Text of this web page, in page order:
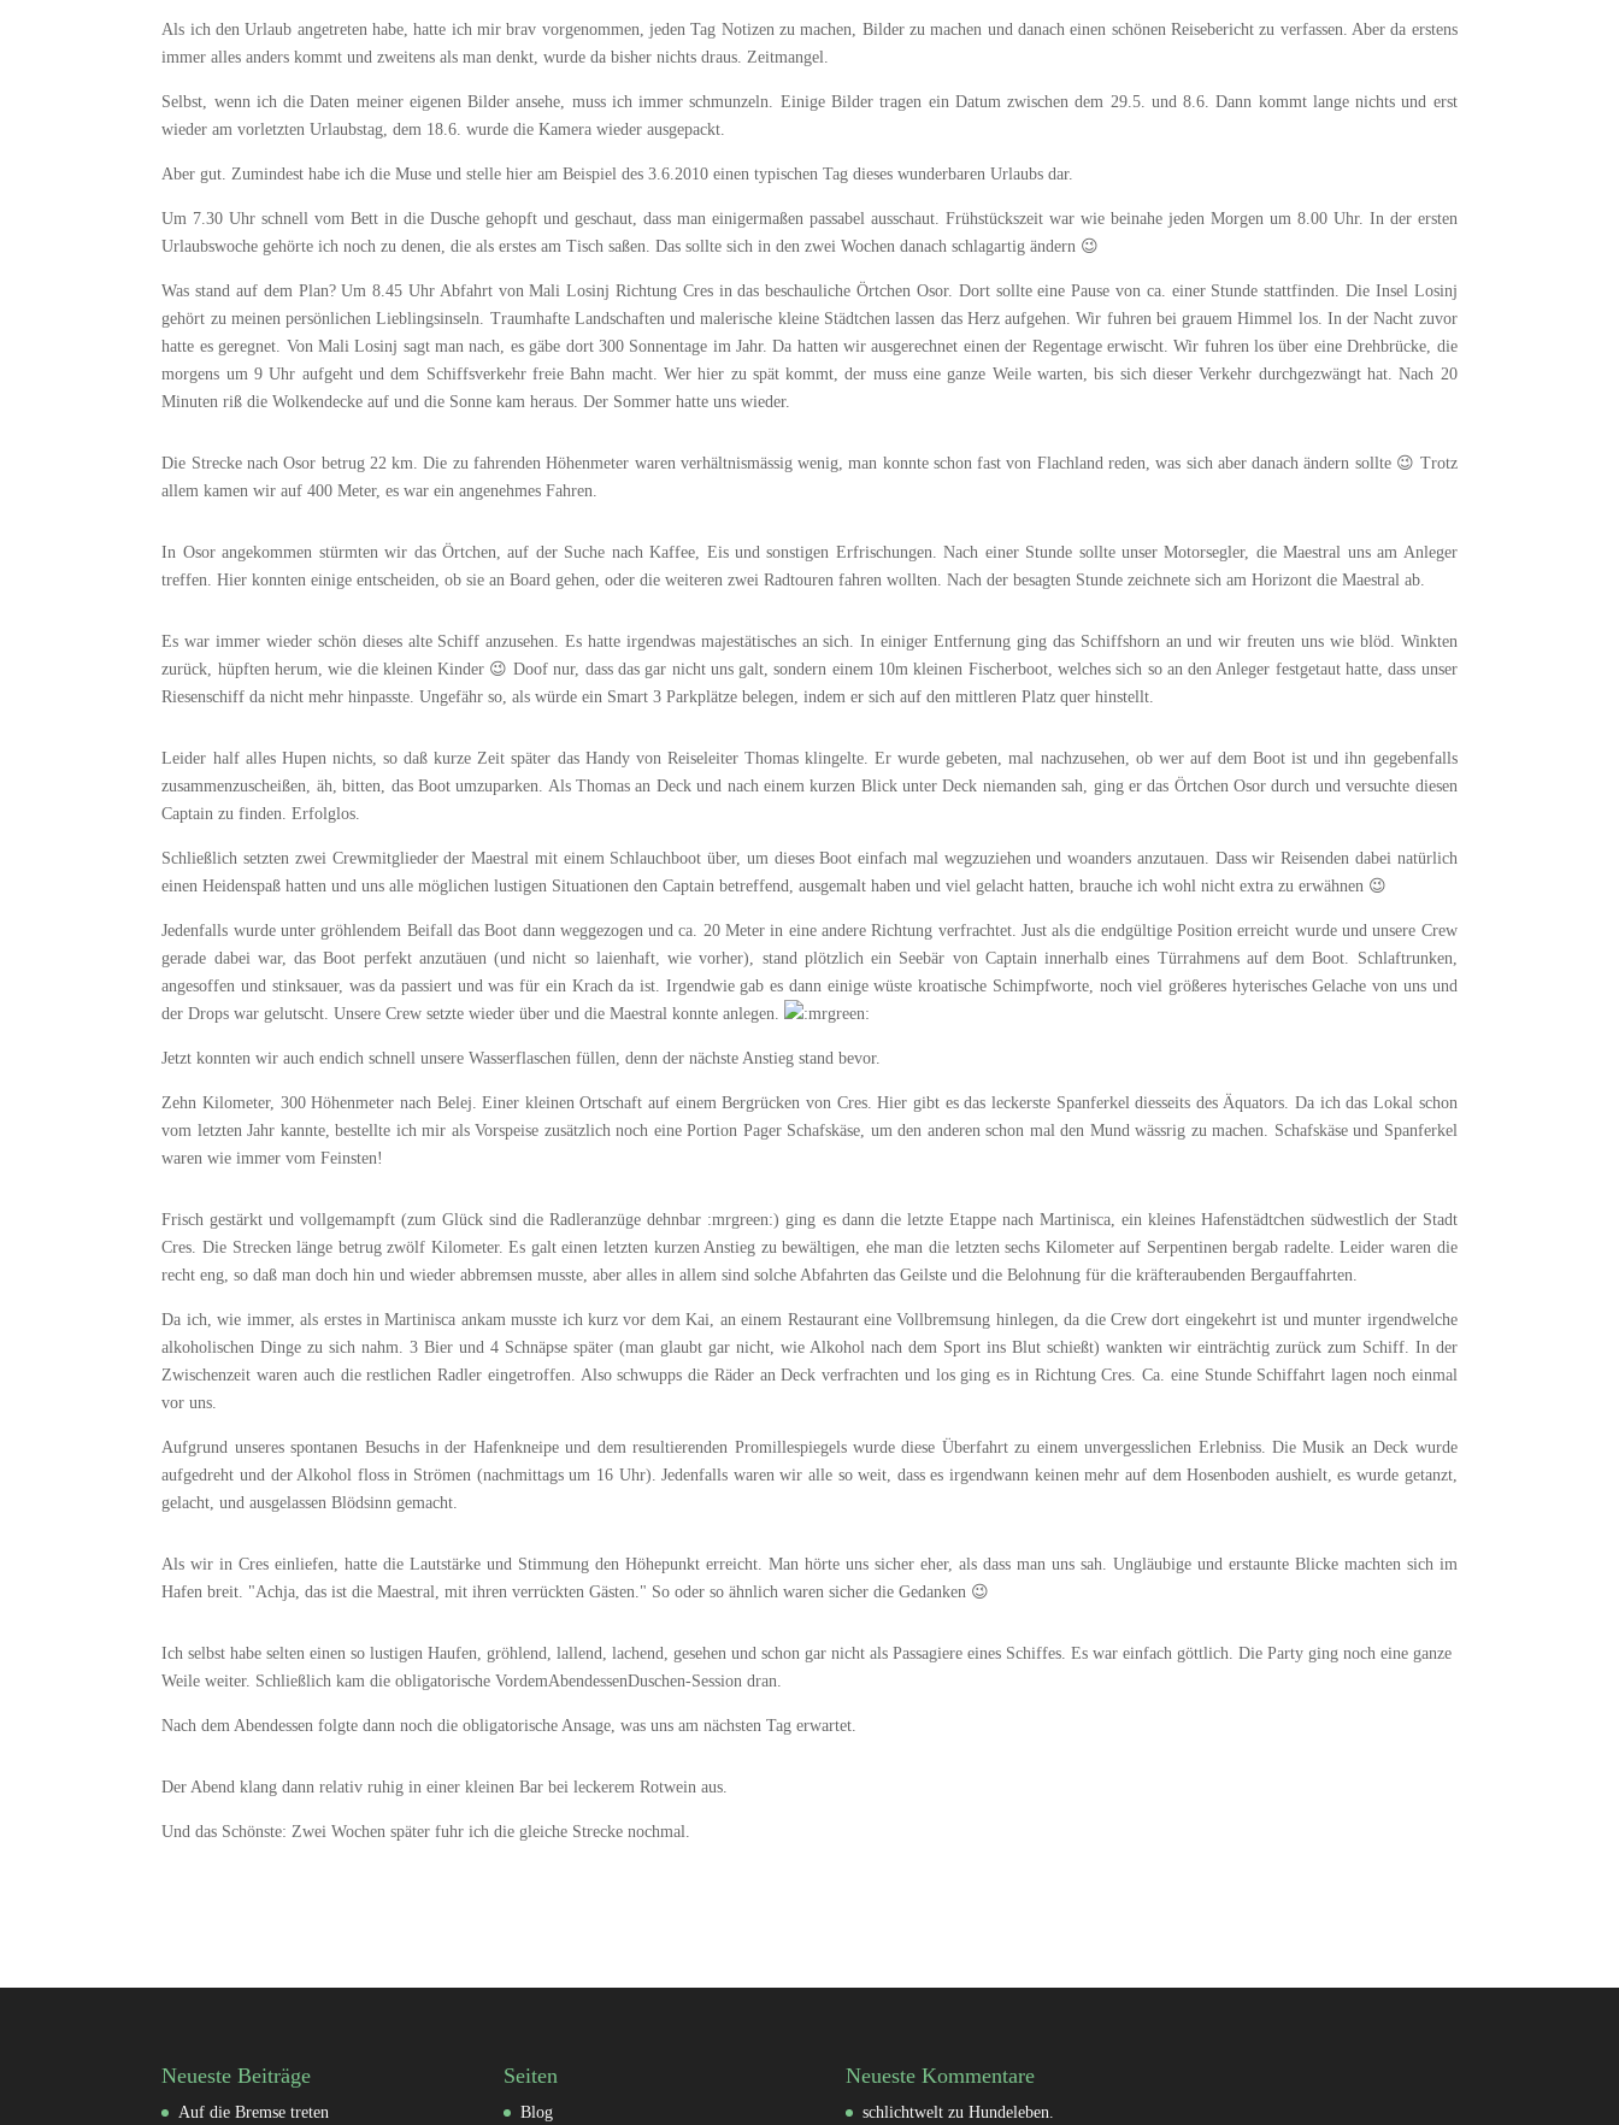
Als ich den Urlaub angetreten habe, hatte ich mir brav vorgenommen, jeden Tag Notizen zu machen, Bilder zu machen und danach einen schönen Reisebericht zu verfassen. Aber da erstens
immer alles anders kommt und zweitens als man denkt, wurde da bisher nichts draus. Zeitmangel.
Selbst, wenn ich die Daten meiner eigenen Bilder ansehe, muss ich immer schmunzeln. Einige Bilder tragen ein Datum zwischen dem 29.5. und 8.6. Dann kommt lange nichts und erst
wieder am vorletzten Urlaubstag, dem 18.6. wurde die Kamera wieder ausgepackt.
Aber gut. Zumindest habe ich die Muse und stelle hier am Beispiel des 3.6.2010 einen typischen Tag dieses wunderbaren Urlaubs dar.
Um 7.30 Uhr schnell vom Bett in die Dusche gehopft und geschaut, dass man einigermaßen passabel ausschaut. Frühstückszeit war wie beinahe jeden Morgen um 8.00 Uhr. In der ersten
Urlaubswoche gehörte ich noch zu denen, die als erstes am Tisch saßen. Das sollte sich in den zwei Wochen danach schlagartig ändern 😉
Was stand auf dem Plan? Um 8.45 Uhr Abfahrt von Mali Losinj Richtung Cres in das beschauliche Örtchen Osor. Dort sollte eine Pause von ca. einer Stunde stattfinden. Die Insel Losinj
gehört zu meinen persönlichen Lieblingsinseln. Traumhafte Landschaften und malerische kleine Städtchen lassen das Herz aufgehen. Wir fuhren bei grauem Himmel los. In der Nacht zuvor
hatte es geregnet. Von Mali Losinj sagt man nach, es gäbe dort 300 Sonnentage im Jahr. Da hatten wir ausgerechnet einen der Regentage erwischt. Wir fuhren los über eine Drehbrücke, die
morgens um 9 Uhr aufgeht und dem Schiffsverkehr freie Bahn macht. Wer hier zu spät kommt, der muss eine ganze Weile warten, bis sich dieser Verkehr durchgezwängt hat. Nach 20
Minuten riß die Wolkendecke auf und die Sonne kam heraus. Der Sommer hatte uns wieder.
Die Strecke nach Osor betrug 22 km. Die zu fahrenden Höhenmeter waren verhältnismässig wenig, man konnte schon fast von Flachland reden, was sich aber danach ändern sollte 😉 Trotz
allem kamen wir auf 400 Meter, es war ein angenehmes Fahren.
In Osor angekommen stürmten wir das Örtchen, auf der Suche nach Kaffee, Eis und sonstigen Erfrischungen. Nach einer Stunde sollte unser Motorsegler, die Maestral uns am Anleger
treffen. Hier konnten einige entscheiden, ob sie an Board gehen, oder die weiteren zwei Radtouren fahren wollten. Nach der besagten Stunde zeichnete sich am Horizont die Maestral ab.
Es war immer wieder schön dieses alte Schiff anzusehen. Es hatte irgendwas majestätisches an sich. In einiger Entfernung ging das Schiffshorn an und wir freuten uns wie blöd. Winkten
zurück, hüpften herum, wie die kleinen Kinder 😉 Doof nur, dass das gar nicht uns galt, sondern einem 10m kleinen Fischerboot, welches sich so an den Anleger festgetaut hatte, dass unser
Riesenschiff da nicht mehr hinpasste. Ungefähr so, als würde ein Smart 3 Parkplätze belegen, indem er sich auf den mittleren Platz quer hinstellt.
Leider half alles Hupen nichts, so daß kurze Zeit später das Handy von Reiseleiter Thomas klingelte. Er wurde gebeten, mal nachzusehen, ob wer auf dem Boot ist und ihn gegebenfalls
zusammenzuscheißen, äh, bitten, das Boot umzuparken. Als Thomas an Deck und nach einem kurzen Blick unter Deck niemanden sah, ging er das Örtchen Osor durch und versuchte diesen
Captain zu finden. Erfolglos.
Schließlich setzten zwei Crewmitglieder der Maestral mit einem Schlauchboot über, um dieses Boot einfach mal wegzuziehen und woanders anzutauen. Dass wir Reisenden dabei natürlich
einen Heidenspaß hatten und uns alle möglichen lustigen Situationen den Captain betreffend, ausgemalt haben und viel gelacht hatten, brauche ich wohl nicht extra zu erwähnen 😉
Jedenfalls wurde unter gröhlendem Beifall das Boot dann weggezogen und ca. 20 Meter in eine andere Richtung verfrachtet. Just als die endgültige Position erreicht wurde und unsere Crew
gerade dabei war, das Boot perfekt anzutäuen (und nicht so laienhaft, wie vorher), stand plötzlich ein Seebär von Captain innerhalb eines Türrahmens auf dem Boot. Schlaftrunken,
angesoffen und stinksauer, was da passiert und was für ein Krach da ist. Irgendwie gab es dann einige wüste kroatische Schimpfworte, noch viel größeres hyterisches Gelache von uns und
der Drops war gelutscht. Unsere Crew setzte wieder über und die Maestral konnte anlegen.
Jetzt konnten wir auch endich schnell unsere Wasserflaschen füllen, denn der nächste Anstieg stand bevor.
Zehn Kilometer, 300 Höhenmeter nach Belej. Einer kleinen Ortschaft auf einem Bergrücken von Cres. Hier gibt es das leckerste Spanferkel diesseits des Äquators. Da ich das Lokal schon
vom letzten Jahr kannte, bestellte ich mir als Vorspeise zusätzlich noch eine Portion Pager Schafskäse, um den anderen schon mal den Mund wässrig zu machen. Schafskäse und Spanferkel
waren wie immer vom Feinsten!
Frisch gestärkt und vollgemampft (zum Glück sind die Radleranzüge dehnbar :mrgreen:) ging es dann die letzte Etappe nach Martinisca, ein kleines Hafenstädtchen südwestlich der Stadt
Cres. Die Strecken länge betrug zwölf Kilometer. Es galt einen letzten kurzen Anstieg zu bewältigen, ehe man die letzten sechs Kilometer auf Serpentinen bergab radelte. Leider waren die
recht eng, so daß man doch hin und wieder abbremsen musste, aber alles in allem sind solche Abfahrten das Geilste und die Belohnung für die kräfteraubenden Bergauffahrten.
Da ich, wie immer, als erstes in Martinisca ankam musste ich kurz vor dem Kai, an einem Restaurant eine Vollbremsung hinlegen, da die Crew dort eingekehrt ist und munter irgendwelche
alkoholischen Dinge zu sich nahm. 3 Bier und 4 Schnäpse später (man glaubt gar nicht, wie Alkohol nach dem Sport ins Blut schießt) wankten wir einträchtig zurück zum Schiff. In der
Zwischenzeit waren auch die restlichen Radler eingetroffen. Also schwupps die Räder an Deck verfrachten und los ging es in Richtung Cres. Ca. eine Stunde Schiffahrt lagen noch einmal
vor uns.
Aufgrund unseres spontanen Besuchs in der Hafenkneipe und dem resultierenden Promillespiegels wurde diese Überfahrt zu einem unvergesslichen Erlebniss. Die Musik an Deck wurde
aufgedreht und der Alkohol floss in Strömen (nachmittags um 16 Uhr). Jedenfalls waren wir alle so weit, dass es irgendwann keinen mehr auf dem Hosenboden aushielt, es wurde getanzt,
gelacht, und ausgelassen Blödsinn gemacht.
Als wir in Cres einliefen, hatte die Lautstärke und Stimmung den Höhepunkt erreicht. Man hörte uns sicher eher, als dass man uns sah. Ungläubige und erstaunte Blicke machten sich im
Hafen breit. "Achja, das ist die Maestral, mit ihren verrückten Gästen." So oder so ähnlich waren sicher die Gedanken 😉
Ich selbst habe selten einen so lustigen Haufen, gröhlend, lallend, lachend, gesehen und schon gar nicht als Passagiere eines Schiffes. Es war einfach göttlich. Die Party ging noch eine ganze
Weile weiter. Schließlich kam die obligatorische VordemAbendessenDuschen-Session dran.
Nach dem Abendessen folgte dann noch die obligatorische Ansage, was uns am nächsten Tag erwartet.
Der Abend klang dann relativ ruhig in einer kleinen Bar bei leckerem Rotwein aus.
Und das Schönste: Zwei Wochen später fuhr ich die gleiche Strecke nochmal.
Neueste Beiträge
Auf die Bremse treten
Seiten
Blog
Neueste Kommentare
schlichtweltzu Hundeleben.